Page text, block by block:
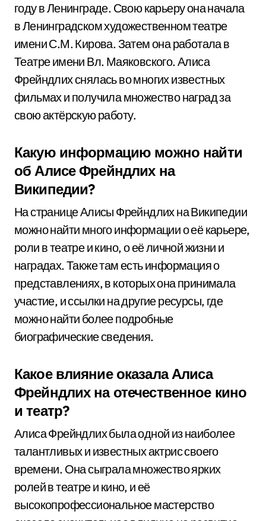
году в Ленинграде. Свою карьеру она начала
в Ленинградском художественном театре
имени С.М. Кирова. Затем она работала в
Театре имени Вл. Маяковского. Алиса
Фрейндлих снялась во многих известных
фильмах и получила множество наград за
свою актёрскую работу.
Какую информацию можно найти
об Алисе Фрейндлих на
Википедии?
На странице Алисы Фрейндлих на Википедии
можно найти много информации о её карьере,
роли в театре и кино, о её личной жизни и
наградах. Также там есть информация о
представлениях, в которых она принимала
участие, и ссылки на другие ресурсы, где
можно найти более подробные
биографические сведения.
Какое влияние оказала Алиса
Фрейндлих на отечественное кино
и театр?
Алиса Фрейндлих была одной из наиболее
талантливых и известных актрис своего
времени. Она сыграла множество ярких
ролей в театре и кино, и её
высокопрофессиональное мастерство